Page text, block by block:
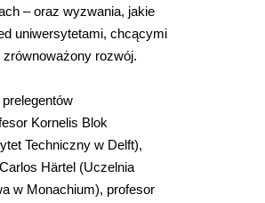
– oraz wyzwania, jakie
uniwersytetami, chcącymi
rozwój.
Kornelis Blok
Techniczny w Delft),
Härtel (Uczelnia
w Monachium), profesor